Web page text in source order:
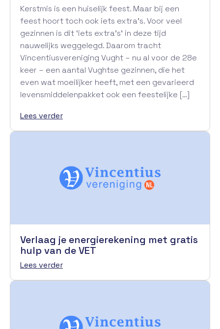
Kerstmis is een huiselijk feest. Maar bij een
feest hoort toch ook iets extra’s. Voor veel
gezinnen is dit ‘iets extra’s’ in deze tijd
nauwelijks weggelegd. Daarom tracht
Vincentiusvereniging Vught – nu al voor de 28e
keer – een aantal Vughtse gezinnen, die het
even wat moeilijker heeft, met een gevarieerd
levensmiddelenpakket ook een feestelijke […]
Lees verder
Verlaag je energierekening met gratis
hulp van de VET
Lees verder